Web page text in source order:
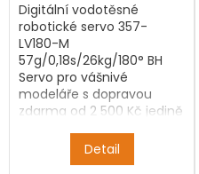
Detail
Digitální vodotěsné
robotické servo 357-
LV180-M
57g/0,18s/26kg/180° BH
Servo pro vášnivé
modeláře s dopravou
zdarma od 2 500 Kč jedině
skladem, ihned k odeslání.